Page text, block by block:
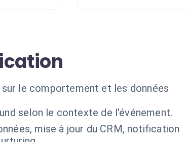
le comportement et les données
selon le contexte de l'événement.
mise à jour du CRM, notification